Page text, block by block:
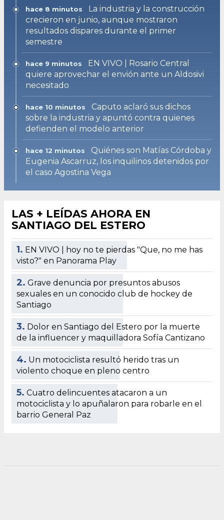
hace 8 minutos
La industria y la construcción
crecieron en junio, aunque mostraron
resultados dispares durante el primer
semestre
hace 9 minutos
EN VIVO | Rosario Central
quiere aprovechar el envión ante un Aldosivi
necesitado
hace 10 minutos
Caputo aclaró sus dichos
sobre la industria y apuntó contra quienes
defienden el modelo anterior
hace 12 minutos
Quiénes son Matías Córdoba y
Eugenia Ascarruz, los inquilinos detenidos por
el caso Agostina Vega
LAS + LEÍDAS AHORA EN
SANTIAGO DEL ESTERO
1. EN VIVO | hoy no te pierdas "Que, no me has
visto?" en Panorama Play
2. Grave denuncia por presuntos abusos
sexuales en un conocido club de hockey de
Santiago
3. Dolor en Santiago del Estero por la muerte
de la influencer y maquilladora Sofía Cantizano
4. Un motociclista resultó herido tras un
violento choque en pleno centro
5. Cuatro delincuentes atacaron a un
motociclista y lo apuñalaron para robarle en el
barrio General Paz